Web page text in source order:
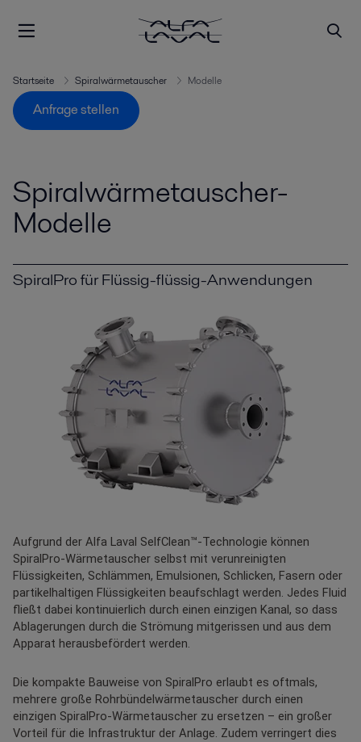
Startseite Spiralwärmetauscher Modelle
Anfrage stellen
Spiralwärmetauscher-
Modelle
SpiralPro für Flüssig-flüssig-Anwendungen
Aufgrund der Alfa Laval SelfClean™-Technologie können
SpiralPro-Wärmetauscher selbst mit verunreinigten
Flüssigkeiten, Schlämmen, Emulsionen, Schlicken, Fasern oder
partikelhaltigen Flüssigkeiten beaufschlagt werden. Jedes Fluid
fließt dabei kontinuierlich durch einen einzigen Kanal, so dass
Ablagerungen durch die Strömung mitgerissen und aus dem
Apparat herausbefördert werden.
Die kompakte Bauweise von SpiralPro erlaubt es oftmals,
mehrere große Rohrbündelwärmetauscher durch einen
einzigen SpiralPro-Wärmetauscher zu ersetzen – ein großer
Vorteil für die Infrastruktur der Anlage. Zudem verringert dies